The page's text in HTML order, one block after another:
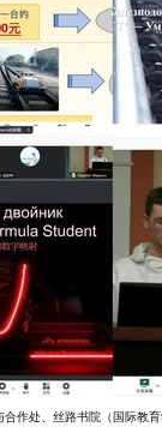
作处、丝路书院（国际教